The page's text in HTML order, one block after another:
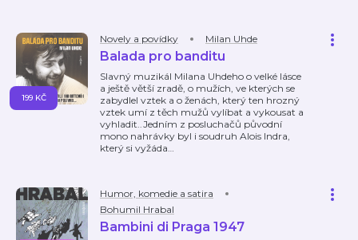
Novely a povídky Milan Uhde
Balada pro banditu
Slavný muzikál Milana Uhdeho o velké lásce
a ještě větší zradě, o mužích, ve kterých se
zabydlel vztek a o ženách, který ten hrozný
vztek umí z těch mužů vylíbat a vykousat a
vyhladit..Jedním z posluchačů původní
mono nahrávky byl i soudruh Alois Indra,
který si vyžáda…
199 KČ
Humor, komedie a satira
Bohumil Hrabal
Bambini di Praga 1947